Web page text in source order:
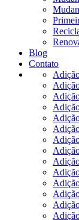
Blog
Contato